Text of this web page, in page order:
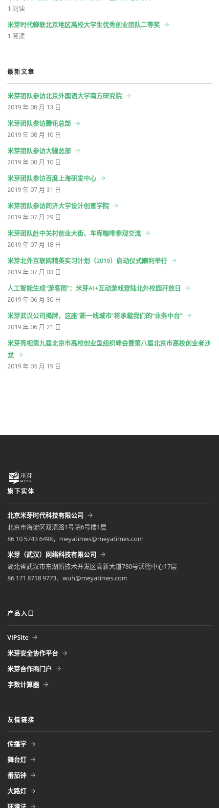
1 阅读
米芽时代蝉联北京地区高校大学生优秀创业团队二等奖
1 阅读
最新文章
米芽团队参访北京外国语大学南方研究院
2019 年 08 月 13 日
米芽团队参访腾讯总部
2019 年 08 月 10 日
米芽团队参访大疆总部
2019 年 08 月 10 日
米芽团队参访百度上海研发中心
2019 年 07 月 31 日
米芽团队参访同济大学设计创意学院
2019 年 07 月 29 日
米芽团队赴中关村创业大街、车库咖啡参观交流
2019 年 07 月 18 日
米芽北外互联网精英实习计划（2019）启动仪式顺利举行
2019 年 07 月 03 日
人工智能生成“游客照”：米芽AI+互动游戏登陆北外校园开放日
2019 年 06 月 30 日
米芽武汉公司揭牌，这座“新一线城市”将承载我们的“业务中台”
2019 年 06 月 21 日
米芽亮相第九届北京市高校创业型组织峰会暨第八届北京市高校创业者沙
龙
2019 年 05 月 19 日
旗下实体
北京米芽时代科技有限公司
北京市海淀区双清路1号院6号楼1层
86 10 5743 6498，meyatimes@meyatimes.com
米芽（武汉）网络科技有限公司
湖北省武汉市东湖新技术开发区高新大道780号沃德中心17层
86 171 8718 9773，wuh@meyatimes.com
产品入口
VIPSite
米芽安全协作平台
米芽合作商门户
字数计算器
友情链接
传播学
舞台灯
番茄钟
大路灯